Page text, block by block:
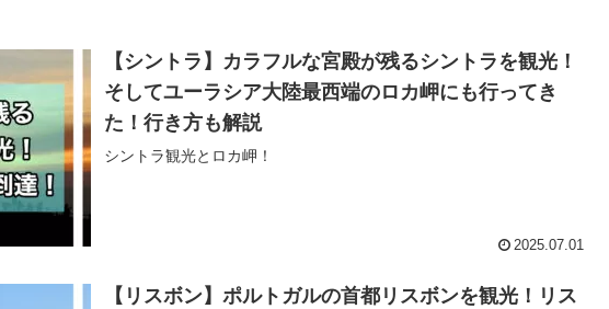
【シントラ】カラフルな宮殿が残るシントラを観光！
そしてユーラシア大陸最西端のロカ岬にも行ってき
た！行き方も解説
シントラ観光とロカ岬！
2025.07.01
【リスボン】ポルトガルの首都リスボンを観光！リス